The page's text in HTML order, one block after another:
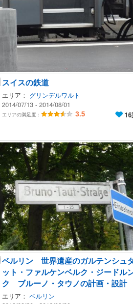
スイスの鉄道
エリア： グリンデルワルト
2014/07/13 - 2014/08/01
エリアの満足度： 3.5
ベルリン 世界遺産のガルテンシュ
ット・ファルケンベルク・ジードル
ク ブルーノ・タウノの計画・設計
エリア： ベルリン